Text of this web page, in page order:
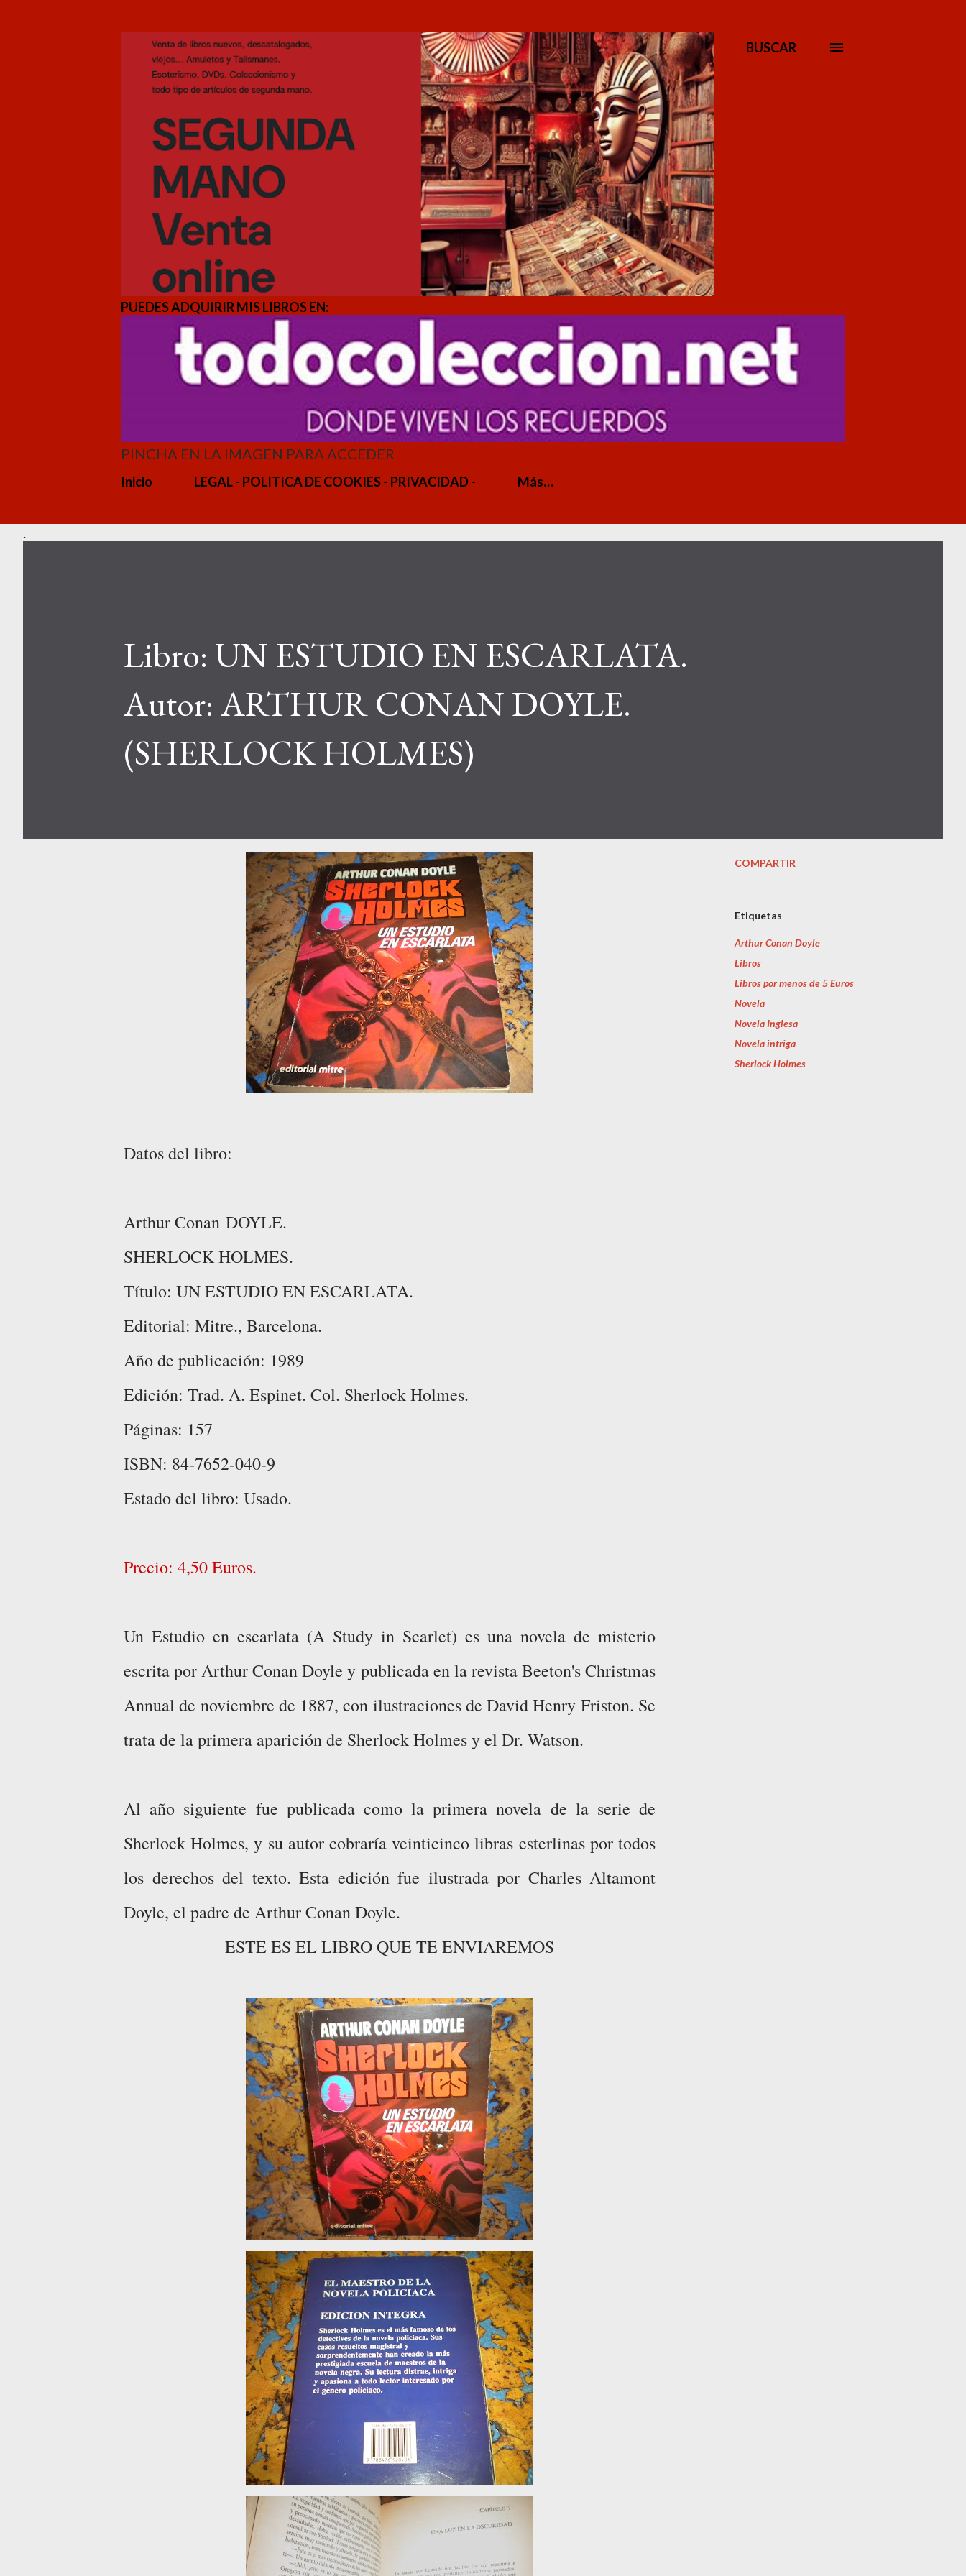
BUSCAR
PUEDES ADQUIRIR MIS LIBROS EN:
PINCHA EN LA IMAGEN PARA ACCEDER
Inicio LEGAL - POLITICA DE COOKIES - PRIVACIDAD - Más…
.
Libro: UN ESTUDIO EN ESCARLATA.
Autor: ARTHUR CONAN DOYLE.
(SHERLOCK HOLMES)
Datos del libro:
Arthur Conan DOYLE.
SHERLOCK HOLMES.
Título: UN ESTUDIO EN ESCARLATA.
Editorial: Mitre., Barcelona.
Año de publicación: 1989
Edición: Trad. A. Espinet. Col. Sherlock Holmes.
Páginas: 157
ISBN: 84-7652-040-9
Estado del libro: Usado.
Precio: 4,50 Euros.
Un Estudio en escarlata (A Study in Scarlet) es una novela de misterio
escrita por Arthur Conan Doyle y publicada en la revista Beeton's Christmas
Annual de noviembre de 1887, con ilustraciones de David Henry Friston. Se
trata de la primera aparición de Sherlock Holmes y el Dr. Watson.​
Al año siguiente fue publicada como la primera novela de la serie de
Sherlock Holmes, y su autor cobraría veinticinco libras esterlinas por todos
los derechos del texto. Esta edición fue ilustrada por Charles Altamont
Doyle, el padre de Arthur Conan Doyle.
ESTE ES EL LIBRO QUE TE ENVIAREMOS
COMPARTIR
Etiquetas
Arthur Conan Doyle
Libros
Libros por menos de 5 Euros
Novela
Novela Inglesa
Novela intriga
Sherlock Holmes